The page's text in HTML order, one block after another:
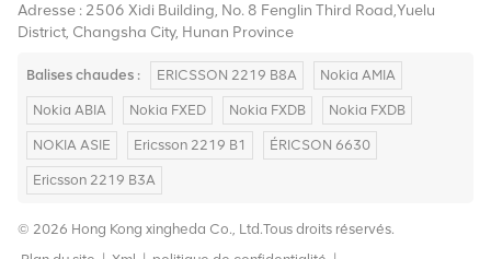
Adresse : 2506 Xidi Building, No. 8 Fenglin Third Road,Yuelu
District, Changsha City, Hunan Province
Balises chaudes : ERICSSON 2219 B8A Nokia AMIA
Nokia ABIA Nokia FXED Nokia FXDB Nokia FXDB
NOKIA ASIE Ericsson 2219 B1 ÉRICSON 6630
Ericsson 2219 B3A
© 2026 Hong Kong xingheda Co., Ltd.Tous droits réservés.